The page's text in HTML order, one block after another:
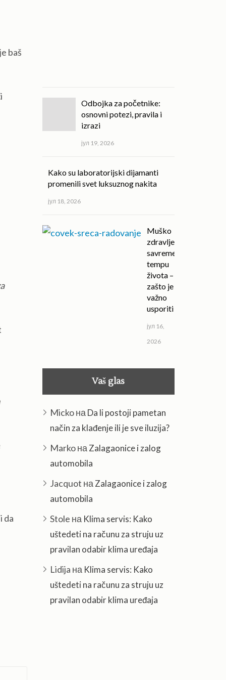
baš
da
Odbojka za početnike:
osnovni potezi, pravila i
izrazi
јул 19, 2026
Kako su laboratorijski dijamanti
promenili svet luksuznog nakita
јул 18, 2026
Muško
zdravlje u
savremenom
tempu
života –
zašto je
važno
usporiti
јул 16,
2026
Vaš glas
Mickoна Da li postoji pametan
način za klađenje ili je sve iluzija?
Markoна Zalagaonice i zalog
automobila
Jacquot на Zalagaonice i zalog
automobila
Stole на Klima servis: Kako
uštedeti na računu za struju uz
pravilan odabir klima uređaja
Lidija на Klima servis: Kako
uštedeti na računu za struju uz
pravilan odabir klima uređaja